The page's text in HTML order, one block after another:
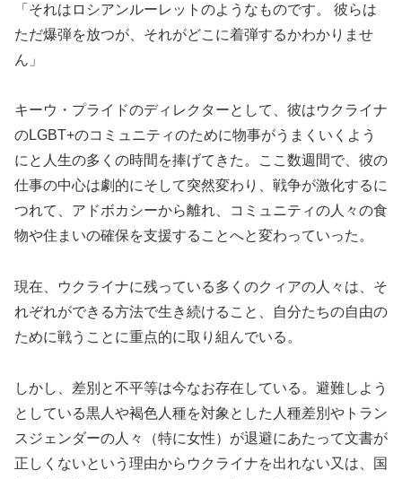
「それはロシアンルーレットのようなものです。 彼らは
ただ爆弾を放つが、それがどこに着弾するかわかりませ
ん」
キーウ・プライドのディレクターとして、彼はウクライナ
のLGBT+のコミュニティのために物事がうまくいくよう
にと人生の多くの時間を捧げてきた。ここ数週間で、彼の
仕事の中心は劇的にそして突然変わり、戦争が激化するに
つれて、アドボカシーから離れ、コミュニティの人々の食
物や住まいの確保を支援することへと変わっていった。
現在、ウクライナに残っている多くのクィアの人々は、そ
れぞれができる方法で生き続けること、自分たちの自由の
ために戦うことに重点的に取り組んでいる。
しかし、差別と不平等は今なお存在している。避難しよう
としている黒人や褐色人種を対象とした人種差別やトラン
スジェンダーの人々（特に女性）が退避にあたって文書が
正しくないという理由からウクライナを出れない又は、国